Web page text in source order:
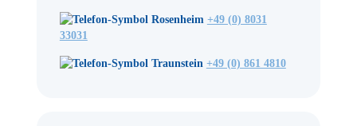
Rosenheim +49 (0) 8031
33031
Traunstein +49 (0) 861 4810